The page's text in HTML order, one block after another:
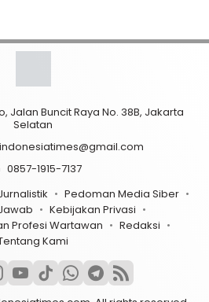
Jalan Buncit Raya No. 38B, Jakarta
Selatan
0857-1915-7137
Pedoman Media Siber
Kebijakan Privasi
Profesi Wartawan
Redaksi
Kami